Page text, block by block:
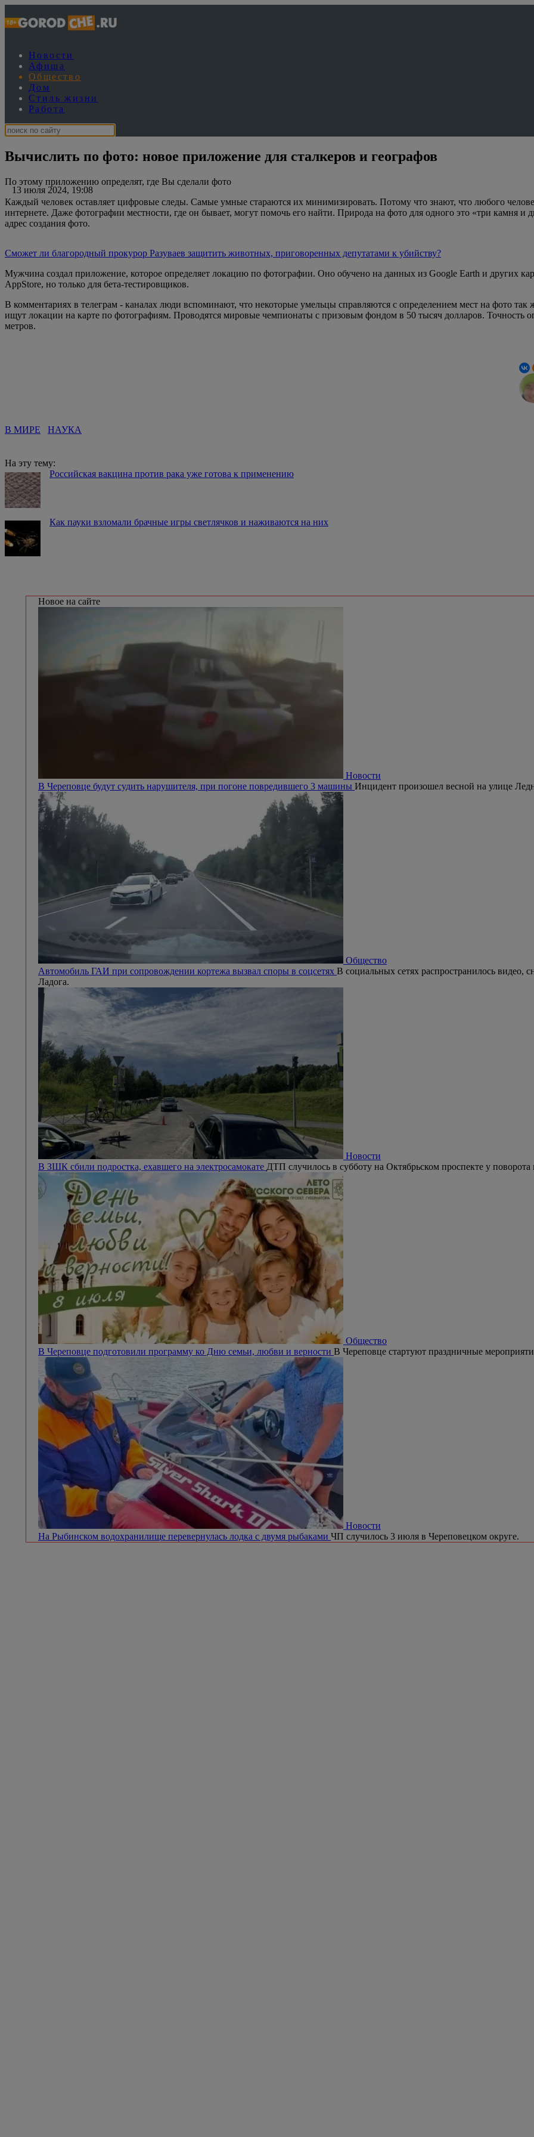
Новости
Афиша
Общество
Дом
Стиль жизни
Работа
Вычислить по фото: новое приложение для сталкеров и географов
13 июля 2024, 19:08
По этому приложению определят, где Вы сделали фото
Каждый человек оставляет цифровые следы. Самые умные стараются их минимизировать. Потому что знают, что любого
интернете. Даже фотографии местности, где он бывает, могут помочь его найти. Природа на фото для одного это «три камня
адрес создания фото.
Сможет ли благородный прокурор Разуваев защитить животных, приговоренных депутатами к убийству?
Мужчина создал приложение, которое определяет локацию по фотографии. Оно обучено на данных из Google Earth и других
AppStore, но только для бета-тестировщиков.
В комментариях в телеграм - каналах люди вспоминают, что некоторые умельцы справляются с определением мест на фото
ищут локации на карте по фотографиям. Проводятся мировые чемпионаты с призовым фондом в 50 тысяч долларов. Точность
метров.
В МИРЕ НАУКА
На эту тему:
Российская вакцина против рака уже готова к применению
Как пауки взломали брачные игры светлячков и наживаются на них
Новое на сайте
Новости
В Череповце будут судить нарушителя, при погоне повредившего 3 машины Инцидент произошел весной на улице
Общество
Автомобиль ГАИ при сопровождении кортежа вызвал споры в соцсетях В социальных сетях распространилось видео,
Ладога.
Новости
В ЗШК сбили подростка, ехавшего на электросамокате ДТП случилось в субботу на Октябрьском проспекте у поворота
Общество
В Череповце подготовили программу ко Дню семьи, любви и верности В Череповце стартуют праздничные
Новости
На Рыбинском водохранилище перевернулась лодка с двумя рыбаками ЧП случилось 3 июля в Череповецком округе.